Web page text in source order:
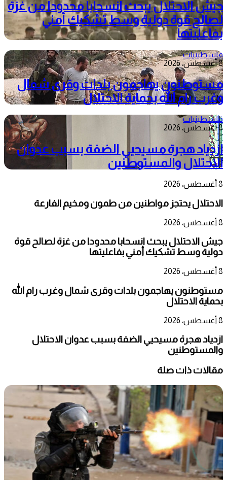
جيش الاحتلال يبحث انسحابا محدودا من غزة
لصالح قوة دولية وسط تشكيك أمني
بفاعليتها
فلسطينيات
8 أغسطس، 2026
مستوطنون يهاجمون بلدات وقرى شمال
وغرب رام الله بحماية الاحتلال
فلسطينيات
8 أغسطس، 2026
ازدياد هجرة مسيحيي الضفة بسبب عدوان
الاحتلال والمستوطنين
8 أغسطس، 2026
الاحتلال يحتجز مواطنين من طمون ومخيم الفارعة
8 أغسطس، 2026
جيش الاحتلال يبحث انسحابا محدودا من غزة لصالح قوة
دولية وسط تشكيك أمني بفاعليتها
8 أغسطس، 2026
مستوطنون يهاجمون بلدات وقرى شمال وغرب رام الله
بحماية الاحتلال
8 أغسطس، 2026
ازدياد هجرة مسيحيي الضفة بسبب عدوان الاحتلال
والمستوطنين
مقالات ذات صلة